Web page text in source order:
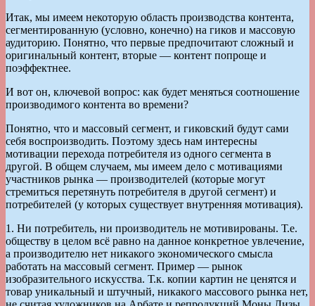
Итак, мы имеем некоторую область производства контента,
сегментированную (условно, конечно) на гиков и массовую
аудиторию. Понятно, что первые предпочитают сложный и
оригинальный контент, вторые — контент попроще и
поэффектнее.
И вот он, ключевой вопрос: как будет меняться соотношение
производимого контента во времени?
Понятно, что и массовый сегмент, и гиковский будут сами
себя воспроизводить. Поэтому здесь нам интересны
мотивации перехода потребителя из одного сегмента в
другой. В общем случаем, мы имеем дело с мотивациями
участников рынка — производителей (которые могут
стремиться перетянуть потребителя в другой сегмент) и
потребителей (у которых существует внутренняя мотивация).
1. Ни потребитель, ни производитель не мотивированы. Т.е.
обществу в целом всё равно на данное конкретное увлечение,
а производителю нет никакого экономического смысла
работать на массовый сегмент. Пример — рынок
изобразительного искусства. Т.к. копии картин не ценятся и
товар уникальный и штучный, никакого массового рынка нет,